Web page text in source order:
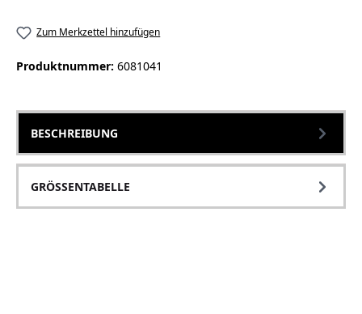
Zum Merkzettel hinzufügen
Produktnummer: 6081041
BESCHREIBUNG
GRÖSSENTABELLE